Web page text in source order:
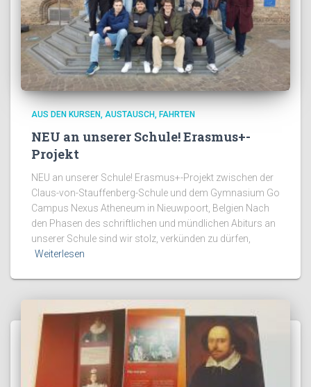
AUS DEN KURSEN AUSTAUSCH FAHRTEN
NEU an unserer Schule! Erasmus+-
Projekt
NEU an unserer Schule! Erasmus+-Projekt zwischen der
Claus-von-Stauffenberg-Schule und dem Gymnasium Go
Campus Nexus Atheneum in Nieuwpoort, Belgien Nach
den Phasen des schriftlichen und mündlichen Abiturs an
unserer Schule sind wir stolz, verkünden zu dürfen,
Weiterlesen